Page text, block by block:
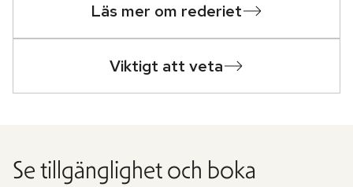
Läs mer om rederiet
Viktigt att veta
Se tillgänglighet och boka